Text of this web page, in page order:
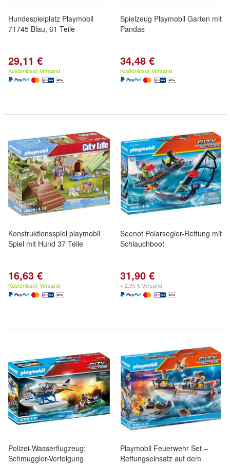
Hundespielplatz Playmobil
71745 Blau, 61 Teile
29,11 €
Kostenloser Versand
Spielzeug Playmobil Garten mit
Pandas
34,48 €
Kostenloser Versand
Konstruktionsspiel playmobil
Spiel mit Hund 37 Teile
16,63 €
Kostenloser Versand
Seenot Polarsegler-Rettung mit
Schlauchboot
31,90 €
+ 2,95 € Versand
Polizei-Wasserflugzeug:
Schmuggler-Verfolgung
Playmobil Feuerwehr Set –
Rettungseinsatz auf dem